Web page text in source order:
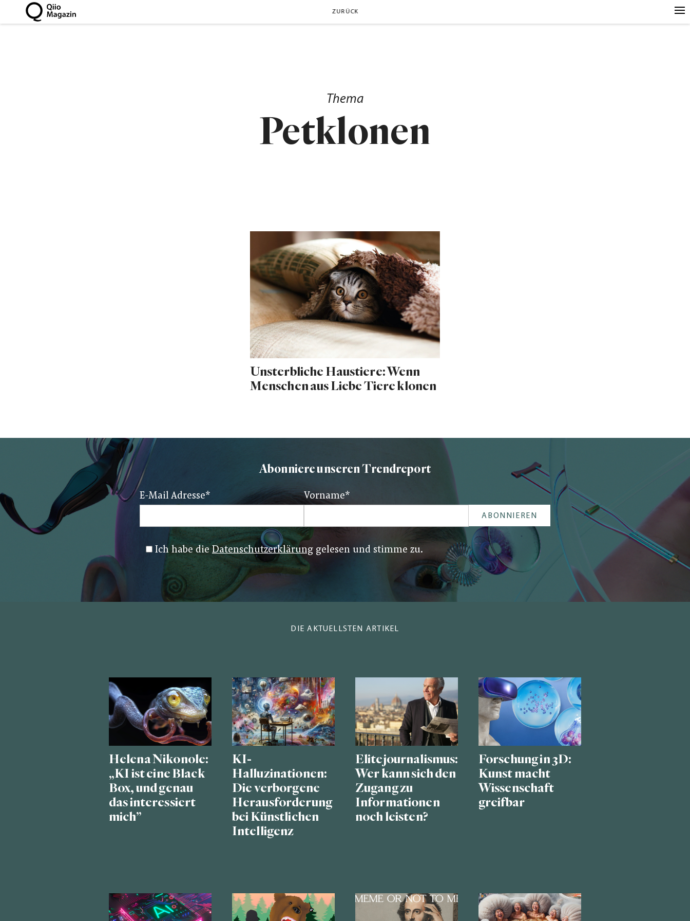
ZURÜCK
Thema
Petklonen
Unsterbliche Haustiere: Wenn
Menschen aus Liebe Tiere klonen
Abonniere unseren Trendreport
E-Mail Adresse* Vorname*
Ich habe dieDatenschutzerklärung gelesen und stimme zu.
DIE AKTUELLSTEN ARTIKEL
Helena Nikonole:
„KI ist eine Black
Box, und genau
das interessiert
mich”
KI-
Halluzinationen:
Die verborgene
Herausforderung
bei Künstlichen
Intelligenz
Elitejournalismus:
Wer kann sich den
Zugang zu
Informationen
noch leisten?
Forschung in 3D:
Kunst macht
Wissenschaft
greifbar